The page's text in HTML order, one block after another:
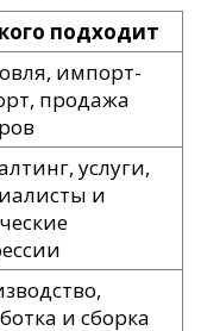
подходит
импорт-
продажа
услуги,
и
и сборка